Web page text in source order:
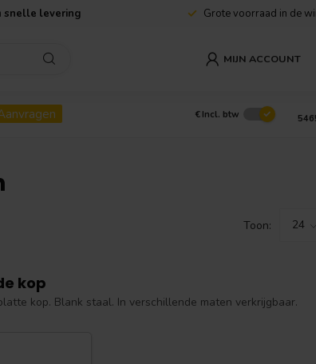
snelle levering Grote voorraad in de
MIJN ACCOUNT
€ Incl. btw
Toon:
kop
kop. Blank staal. In verschillende maten verkrijgbaar.